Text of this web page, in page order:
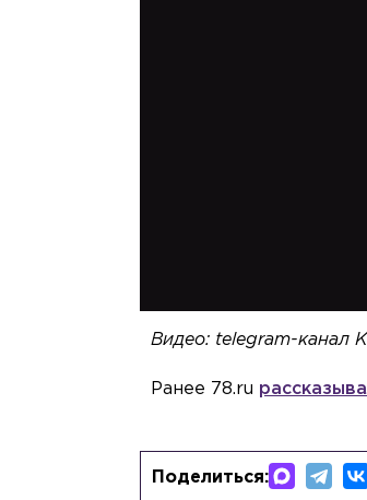
Видео: telegram-канал
Ранее 78.ru
Поделиться: